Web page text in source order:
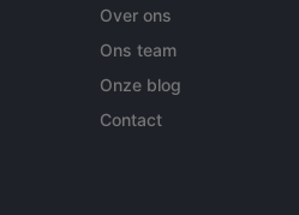
Over ons
Ons team
Onze blog
Contact